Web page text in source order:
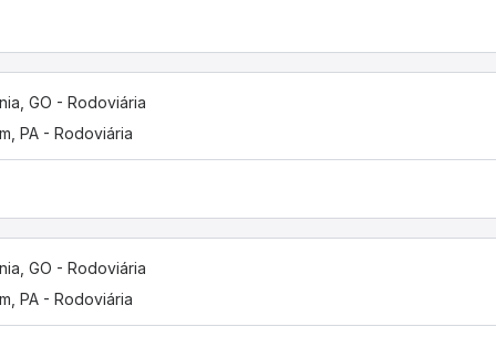
GO - Rodoviária
PA - Rodoviária
GO - Rodoviária
PA - Rodoviária